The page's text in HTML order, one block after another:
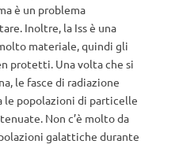
è un problema
Inoltre, la Iss è una
materiale, quindi gli
protetti. Una volta che si
le fasce di radiazione
le popolazioni di particelle
Non c’è molto da
galattiche durante